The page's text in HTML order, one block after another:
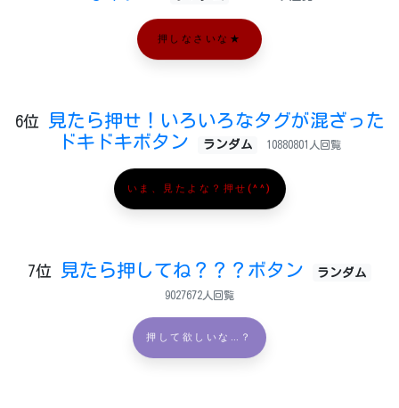
押しなさいな★
6位
見たら押せ！いろいろなタグが混ざった
ドキドキボタン
ランダム 10880801人回覧
いま、見たよな？押せ(^^)
7位 見たら押してね？？？ボタン ランダム
9027672人回覧
押して欲しいな…？